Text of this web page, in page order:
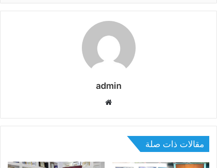
admin
مقالات ذات صلة